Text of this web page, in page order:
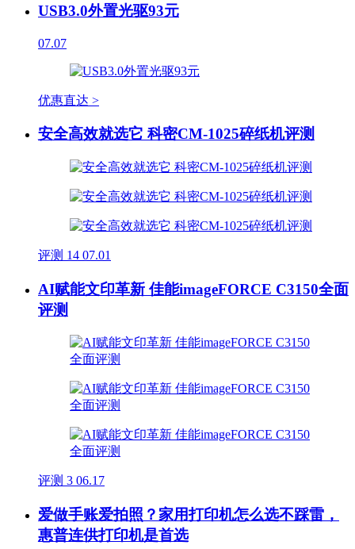
USB3.0外置光驱93元
07.07
优惠直达 >
安全高效就选它 科密CM-1025碎纸机评测
评测 14 07.01
AI赋能文印革新 佳能imageFORCE C3150全面
评测
评测 3 06.17
爱做手账爱拍照？家用打印机怎么选不踩雷，
惠普连供打印机是首选